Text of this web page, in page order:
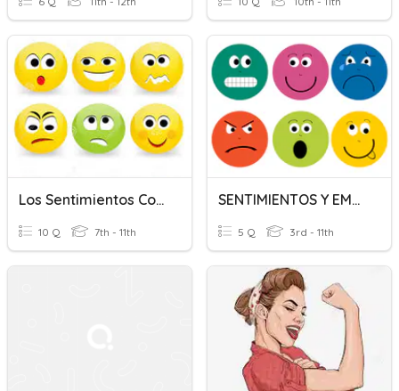
Los Sentimientos Con Estar
10 Q 7th - 11th
SENTIMIENTOS Y EMOCIONES
5 Q 3rd - 11th